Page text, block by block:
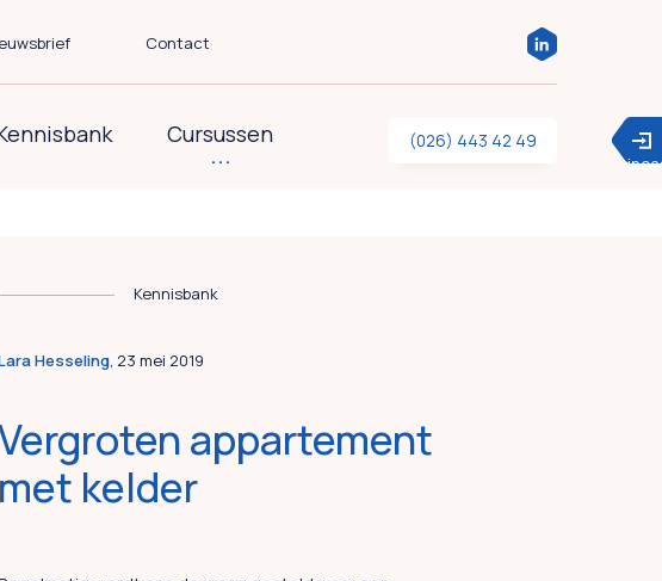
Contact
Cursussen (026) 443 42 49
Kennisbank
Hesseling, 23 mei 2019
appartement
met kelder